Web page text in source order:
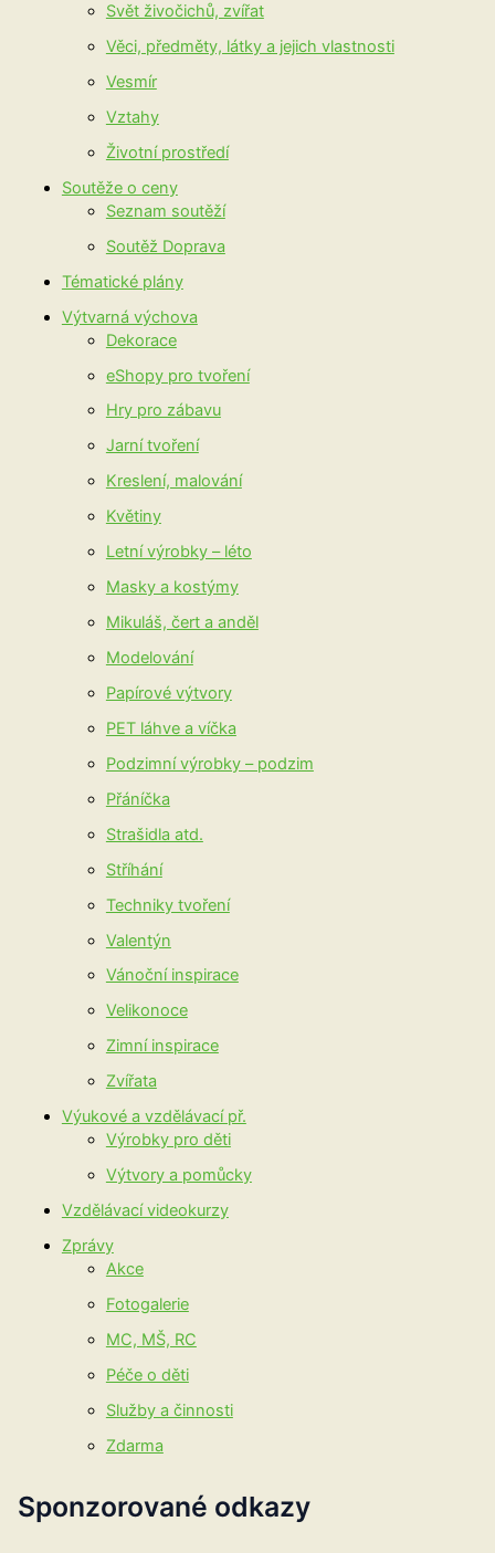
Svět živočichů, zvířat
Věci, předměty, látky a jejich vlastnosti
Vesmír
Vztahy
Životní prostředí
Soutěže o ceny
Seznam soutěží
Soutěž Doprava
Tématické plány
Výtvarná výchova
Dekorace
eShopy pro tvoření
Hry pro zábavu
Jarní tvoření
Kreslení, malování
Květiny
Letní výrobky – léto
Masky a kostýmy
Mikuláš, čert a anděl
Modelování
Papírové výtvory
PET láhve a víčka
Podzimní výrobky – podzim
Přáníčka
Strašidla atd.
Stříhání
Techniky tvoření
Valentýn
Vánoční inspirace
Velikonoce
Zimní inspirace
Zvířata
Výukové a vzdělávací př.
Výrobky pro děti
Výtvory a pomůcky
Vzdělávací videokurzy
Zprávy
Akce
Fotogalerie
MC, MŠ, RC
Péče o děti
Služby a činnosti
Zdarma
Sponzorované odkazy